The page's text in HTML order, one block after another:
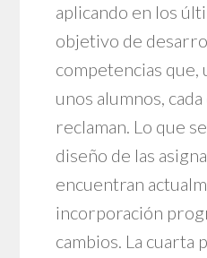
aplicando en los
objetivo de
competencias que,
unos alumnos,
reclaman. Lo que
diseño de las
encuentran
incorporación
cambios. La cuarta